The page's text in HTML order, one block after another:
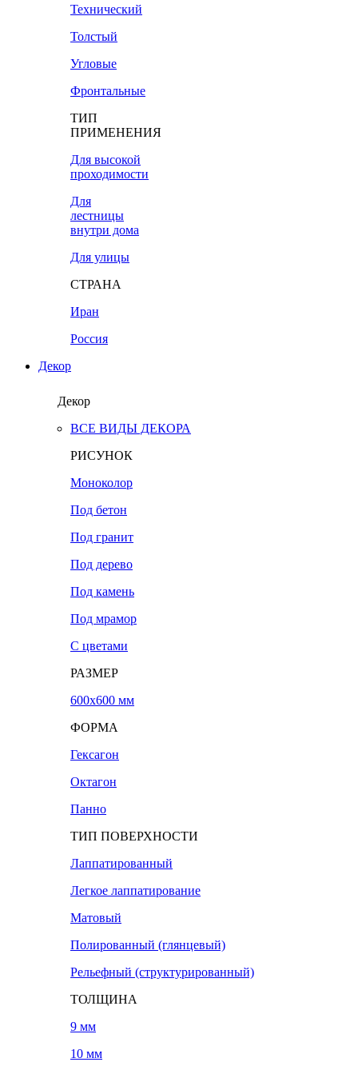
Технический
Толстый
Угловые
Фронтальные
ТИП
ПРИМЕНЕНИЯ
Для высокой
проходимости
Для
лестницы
внутри дома
Для улицы
СТРАНА
Иран
Россия
Декор
Декор
ВСЕ ВИДЫ ДЕКОРА
РИСУНОК
Моноколор
Под бетон
Под гранит
Под дерево
Под камень
Под мрамор
С цветами
РАЗМЕР
600х600 мм
ФОРМА
Гексагон
Октагон
Панно
ТИП ПОВЕРХНОСТИ
Лаппатированный
Легкое лаппатирование
Матовый
Полированный (глянцевый)
Рельефный (структурированный)
ТОЛЩИНА
9 мм
10 мм